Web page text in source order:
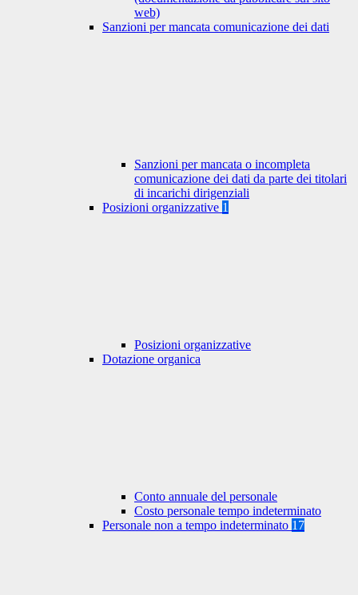
web)
Sanzioni per mancata comunicazione dei dati
Sanzioni per mancata o incompleta
comunicazione dei dati da parte dei titolari
di incarichi dirigenziali
Posizioni organizzative 1
Posizioni organizzative
Dotazione organica
Conto annuale del personale
Costo personale tempo indeterminato
Personale non a tempo indeterminato 17